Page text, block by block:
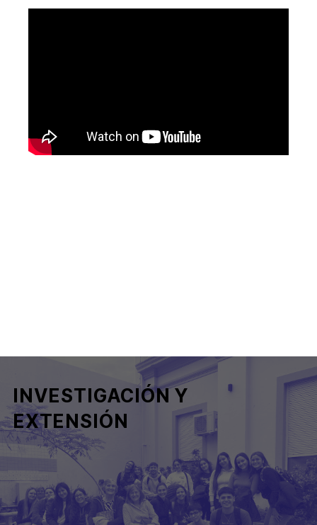
INVESTIGACIÓN Y
EXTENSIÓN